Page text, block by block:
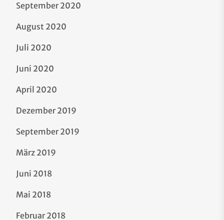
September 2020
August 2020
Juli 2020
Juni 2020
April 2020
Dezember 2019
September 2019
März 2019
Juni 2018
Mai 2018
Februar 2018